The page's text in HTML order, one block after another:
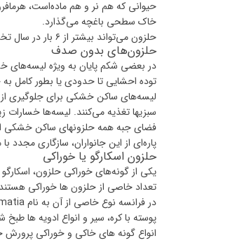
خاک سطحی باغچه می‌گذارد.
حلزون می‌تواند بیشتر از ۶ بار در سال تخم ریزی کند. حدود دو سال طول می‌کشد تا یک حلزون بالغ شود.
حلزون‌های بدون صدف
در بعضی شکم پایان به ویژه
توده احشایی تا حدودی یا بطور کامل
لیسه‌های ساکن خشکی برای جلوگیری از
سبزیها تغذیه می‌کنند. لیسه‌ها خسارات
فضای جبه همه حلزونهای ساکن خشکی
پاره‌ای از این جانواران، سازگاری
حلزون اسکارگو یا خوراکی
یکی از گونه‌های خوراکی حلزون،
تعداد خاصی از حلزون ها خوراکی
پوسته با کره، سیر و انواع ادویه ها
انواع گونه های خاکی و خوراکی پرورش